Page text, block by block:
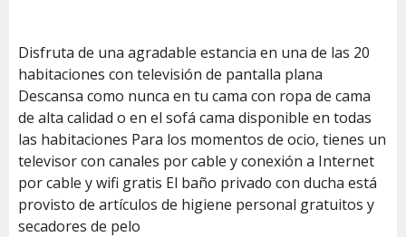
Disfruta de una agradable estancia en una de las 20
habitaciones con televisión de pantalla plana
Descansa como nunca en tu cama con ropa de cama
de alta calidad o en el sofá cama disponible en todas
las habitaciones Para los momentos de ocio, tienes un
televisor con canales por cable y conexión a Internet
por cable y wifi gratis El baño privado con ducha está
provisto de artículos de higiene personal gratuitos y
secadores de pelo